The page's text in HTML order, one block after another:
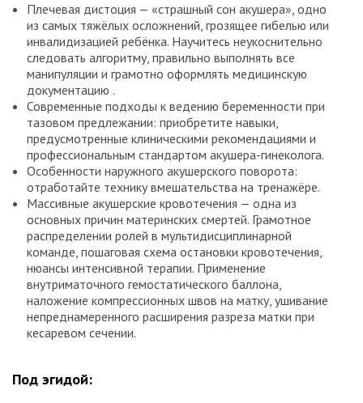
Плечевая дистоция — «страшный сон акушера», одно
из самых тяжёлых осложнений, грозящее гибелью или
инвалидизацией ребёнка. Научитесь неукоснительно
следовать алгоритму, правильно выполнять все
манипуляции и грамотно оформлять медицинскую
документацию .
Современные подходы к ведению беременности при
тазовом предлежании: приобретите навыки,
предусмотренные клиническими рекомендациями и
профессиональным стандартом акушера-гинеколога.
Особенности наружного акушерского поворота:
отработайте технику вмешательства на тренажёре.
Массивные акушерские кровотечения — одна из
основных причин материнских смертей. Грамотное
распределении ролей в мультидисциплинарной
команде, пошаговая схема остановки кровотечения,
нюансы интенсивной терапии. Применение
внутриматочного гемостатического баллона,
наложение компрессионных швов на матку, ушивание
непреднамеренного расширения разреза матки при
кесаревом сечении.
Под эгидой: